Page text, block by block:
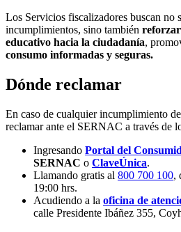
Los Servicios fiscalizadores buscan no
incumplimientos, sino también
educativo hacia la ciudadanía,
consumo informadas y seguras.
Dónde reclamar
En caso de cualquier incumplimiento
reclamar ante el SERNAC a través de
Ingresando Portal del
SERNAC o ClaveÚnica.
Llamando gratis al 800 700 100,
19:00 hrs.
Acudiendo a la oficina de
calle Presidente Ibáñez 355,